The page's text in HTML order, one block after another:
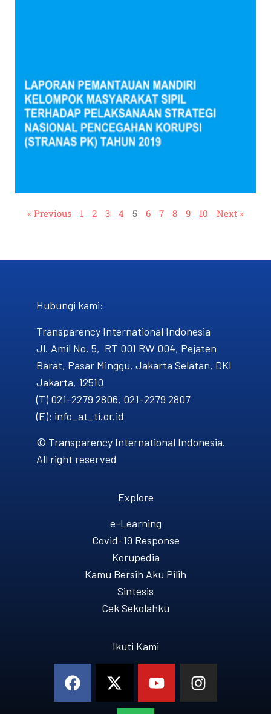
« Previous 1 2 3 4 5 6 7 8 9 10 Next »
Hubungi kami​:
Transparency International Indonesia
Jl. Amil No. 5, RT 001 RW 004, Pejaten
Barat, Pasar Minggu, Jakarta Selatan, DKI
Jakarta, 12510
(T) 021-2279 2806, 021-2279 2807
(E): info_at_ti.or.id
© Transparency International Indonesia.
All right reserved
Explore
e-Learning
Covid-19 Response
Korupedia
Kamu Bersih Aku Pilih
Sintesis
Cek Sekolahku
Ikuti Kami